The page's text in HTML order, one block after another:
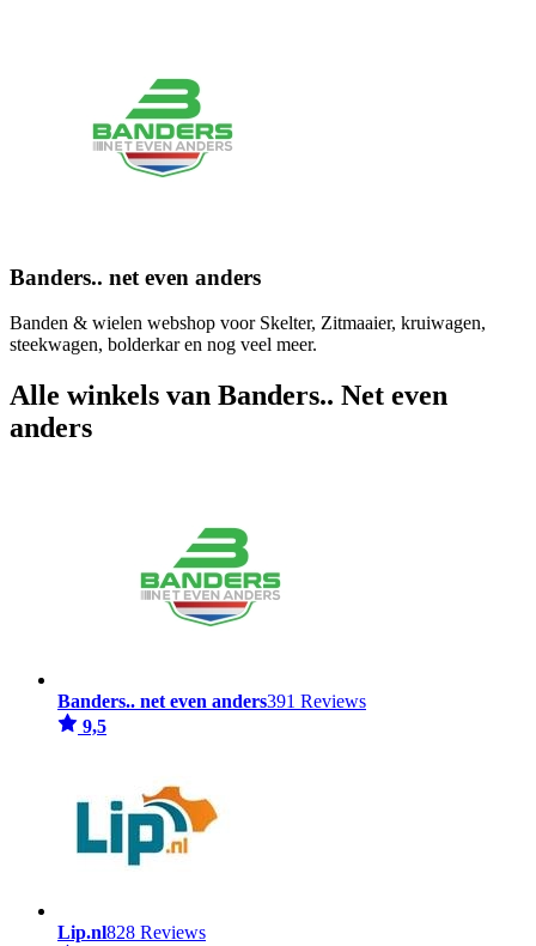
Banders.. net even anders
Banden & wielen webshop voor Skelter, Zitmaaier, kruiwagen,
steekwagen, bolderkar en nog veel meer.
Alle winkels van Banders.. Net even
anders
Banders.. net even anders391 Reviews
9,5
Lip.nl828 Reviews